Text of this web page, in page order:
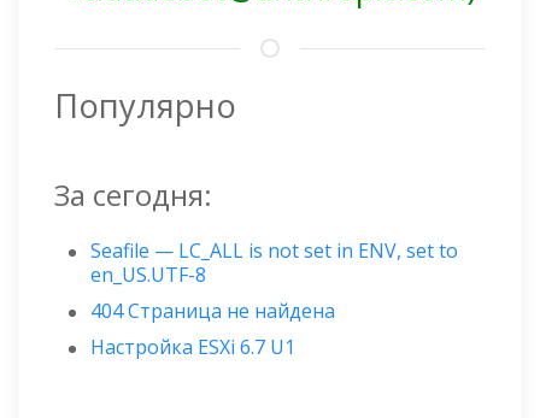
Популярно
За сегодня:
Seafile — LC_ALL is not set in ENV, set to
en_US.UTF-8
404 Страница не найдена
Настройка ESXi 6.7 U1